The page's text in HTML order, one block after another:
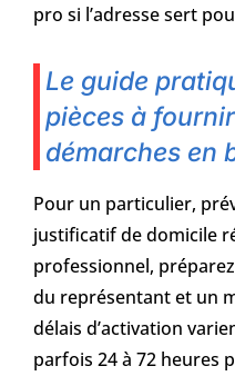
pro si l’adresse sert
Le guide
pièces à
démarches en
Pour un particulier,
justificatif de domicile
professionnel,
du représentant et un
délais d’activation
parfois 24 à 72 heures